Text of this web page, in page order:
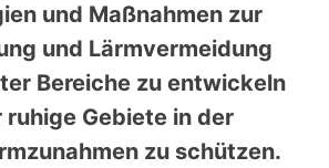
und Maßnahmen zur
und Lärmver­mei­dung
Bereiche zu entwickeln
ruhige Gebiete in der
zu schützen.